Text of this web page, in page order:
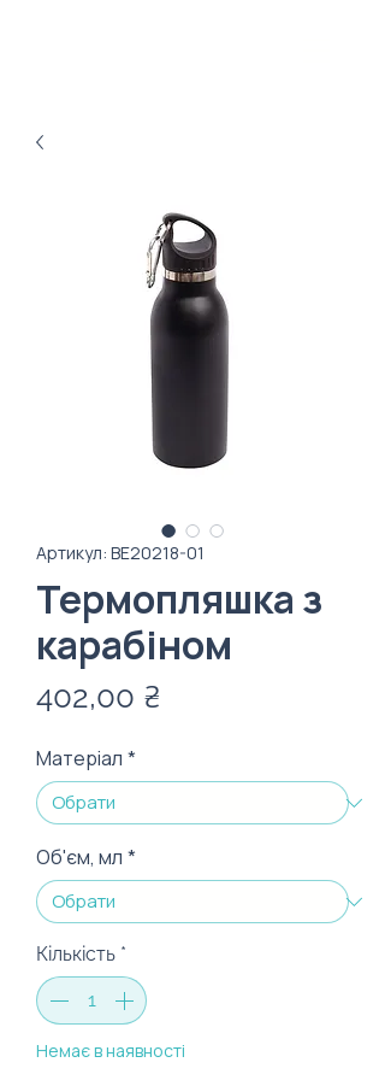
Артикул: ВЕ20218-01
Термопляшка з
карабіном
402,00 ₴
Матеріал *
Об'єм, мл *
Кількість *
Немає в наявності